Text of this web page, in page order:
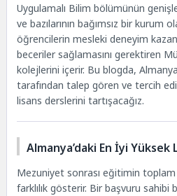
Uygulamalı Bilim bölümünün
ve bazılarının bağımsız bir kurum
öğrencilerin mesleki deneyim
beceriler sağlamasını gerektiren
kolejlerini içerir. Bu blogda,
tarafından talep gören ve tercih
lisans derslerini tartışacağız.
Almanya’daki En İyi Yüksek
Mezuniyet sonrası eğitimin
farklılık gösterir. Bir başvuru sahibi